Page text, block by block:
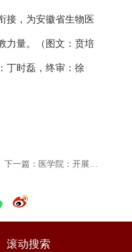
接，为安徽省生物医
力量。（图文：贲培
丁时磊，终审：徐
下一篇：医学院：开展诚信资助答题闯关活动
滚动搜索